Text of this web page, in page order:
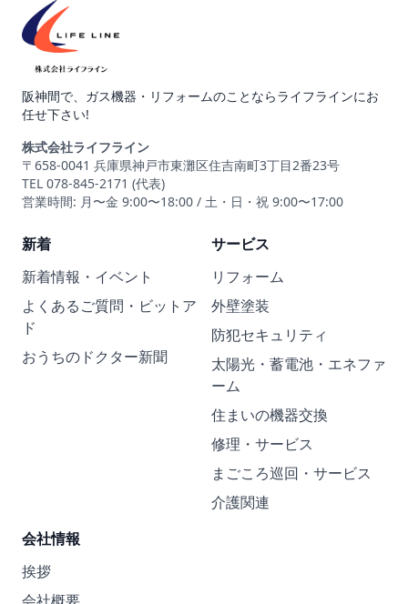
阪神間で、ガス機器・リフォームのことならライフラインにお
任せ下さい!
株式会社ライフライン
〒658-0041 兵庫県神戸市東灘区住吉南町3丁目2番23号
TEL 078-845-2171 (代表)
営業時間: 月〜金 9:00〜18:00 / 土・日・祝 9:00〜17:00
新着
新着情報・イベント
よくあるご質問・ビットア
ド
おうちのドクター新聞
サービス
リフォーム
外壁塗装
防犯セキュリティ
太陽光・蓄電池・エネファ
ーム
住まいの機器交換
修理・サービス
まごころ巡回・サービス
介護関連
会社情報
挨拶